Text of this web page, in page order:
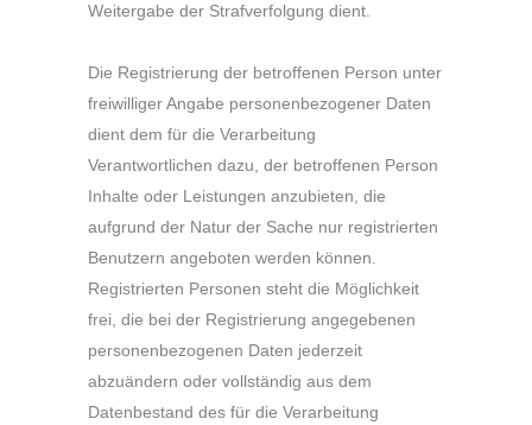
Weitergabe der Strafverfolgung dient.
Die Registrierung der betroffenen Person unter
freiwilliger Angabe personenbezogener Daten
dient dem für die Verarbeitung
Verantwortlichen dazu, der betroffenen Person
Inhalte oder Leistungen anzubieten, die
aufgrund der Natur der Sache nur registrierten
Benutzern angeboten werden können.
Registrierten Personen steht die Möglichkeit
frei, die bei der Registrierung angegebenen
personenbezogenen Daten jederzeit
abzuändern oder vollständig aus dem
Datenbestand des für die Verarbeitung